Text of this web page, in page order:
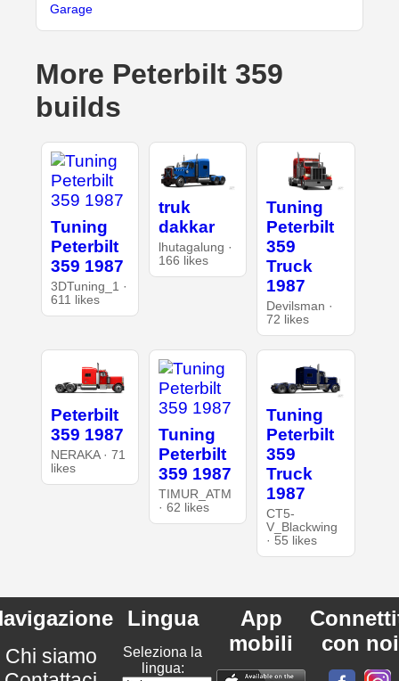
Garage
More Peterbilt 359
builds
Tuning
Peterbilt
359 1987
3DTuning_1 ·
611 likes
truk
dakkar
lhutagalung ·
166 likes
Tuning
Peterbilt
359
Truck
1987
Devilsman ·
72 likes
Peterbilt
359 1987
NERAKA · 71
likes
Tuning
Peterbilt
359 1987
TIMUR_ATM
· 62 likes
Tuning
Peterbilt
359
Truck
1987
CT5-
V_Blackwing
· 55 likes
Chi siamo
Lingua
Seleziona la
lingua:
App
mobili
con noi